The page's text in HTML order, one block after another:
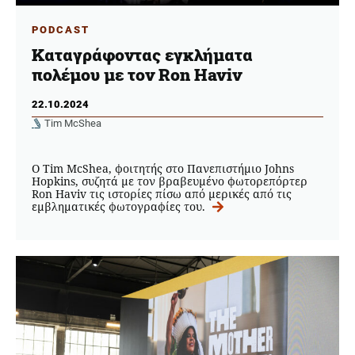
PODCAST
Καταγράφοντας εγκλήματα
πολέμου με τον Ron Haviv
22.10.2024
Tim McShea
Ο Tim McShea, φοιτητής στο Πανεπιστήμιο Johns
Hopkins, συζητά με τον βραβευμένο φωτορεπόρτερ
Ron Haviv τις ιστορίες πίσω από μερικές από τις
εμβληματικές φωτογραφίες του.